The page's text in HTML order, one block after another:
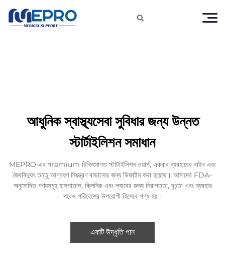

আধুনিক স্বাস্থ্যসেবা সুবিধার জন্য উন্নত
স্টার্টাইলিশন সমাধান
MEPRO-এর পremium চিকিৎসাগত স্টার্টাইলিশন ওয়ার্প, একবার ব্যবহারের বাইব এবং
জৈববিদ্যুৎ তন্তু আগ্রহণ নিয়ন্ত্রণ বাড়ানোর জন্য ডিজাইন করা হয়েছে। আমাদের FDA-
অনুমোদিত পণ্যসমূহ হাসপাতাল, ক্লিনিক এবং ল্যাবের জন্য নিরাপত্তা, দৃঢ়তা এবং ব্যবহার
পরেও পরিবেশের উপযোগী হিসেবে গণ্য হয়।
একটি উদ্ধৃতি পান